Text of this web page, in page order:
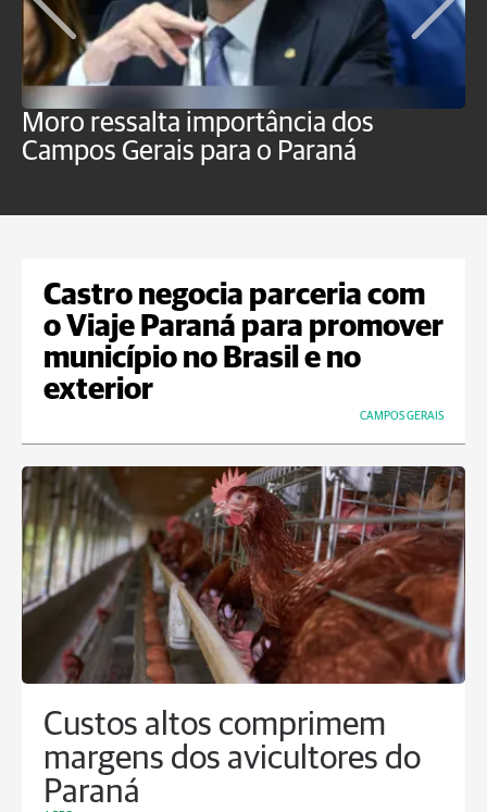
Moro ressalta importância dos
Campos Gerais para o Paraná
Castro negocia parceria com
o Viaje Paraná para promover
município no Brasil e no
exterior
CAMPOS GERAIS
Custos altos comprimem
margens dos avicultores do
Paraná